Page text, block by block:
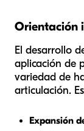
Orientación
El desarrollo
aplicación de
variedad de
articulación.
Expansión